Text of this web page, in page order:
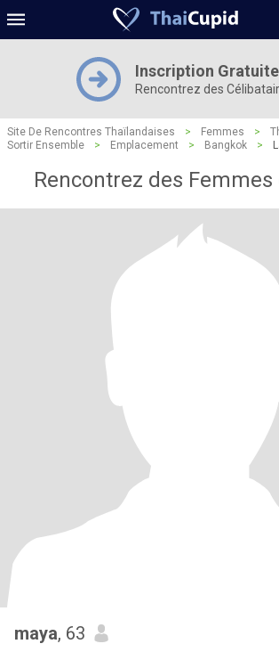
Inscription Gratuite
Rencontrez des
Site De Rencontres Thaïlandaises > Femmes >
Sortir Ensemble
> Emplacement > Bangkok >
Rencontrez des Femmes
maya, 63